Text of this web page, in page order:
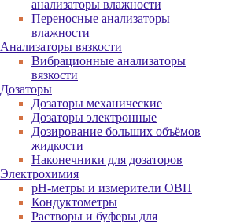
анализаторы влажности
Переносные анализаторы
влажности
Анализаторы вязкости
Вибрационные анализаторы
вязкости
Дозаторы
Дозаторы механические
Дозаторы электронные
Дозирование больших объёмов
жидкости
Наконечники для дозаторов
Электрохимия
pH-метры и измерители ОВП
Кондуктометры
Растворы и буферы для